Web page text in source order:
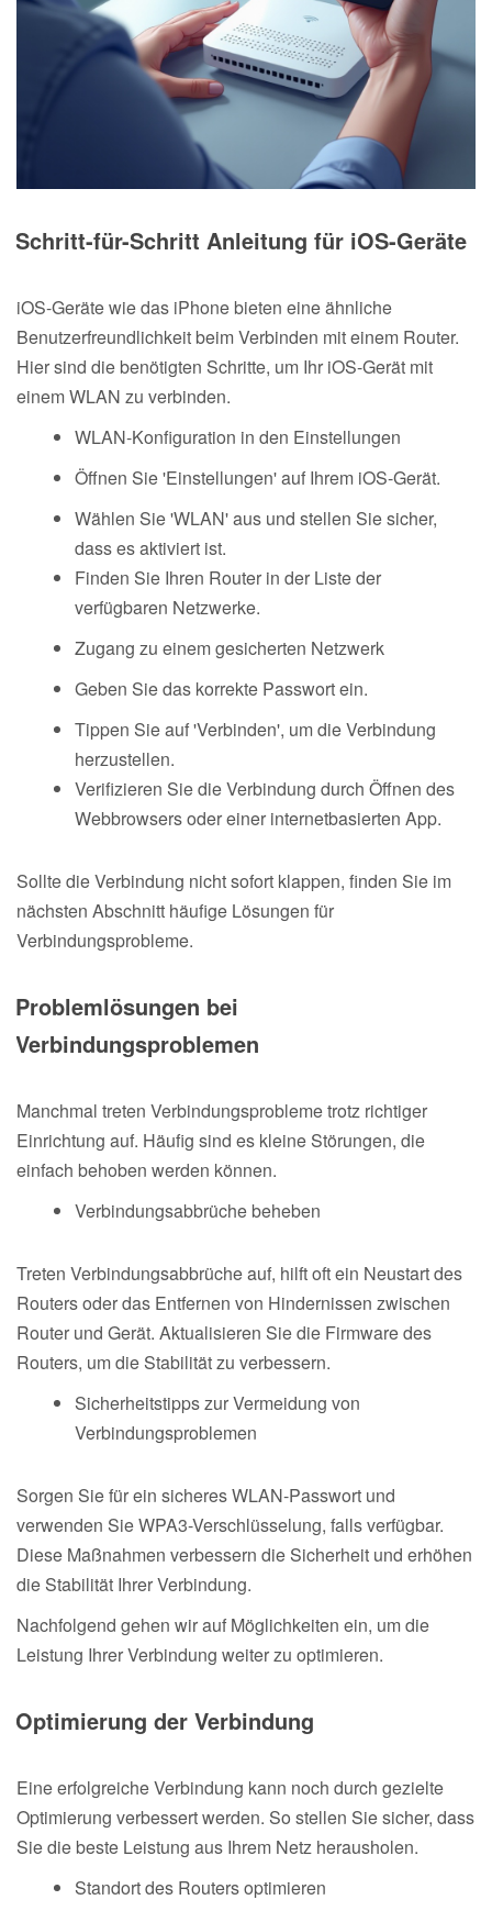
Schritt-für-Schritt Anleitung für iOS-Geräte
iOS-Geräte wie das iPhone bieten eine ähnliche
Benutzerfreundlichkeit beim Verbinden mit einem Router.
Hier sind die benötigten Schritte, um Ihr iOS-Gerät mit
einem WLAN zu verbinden.
WLAN-Konfiguration in den Einstellungen
Öffnen Sie 'Einstellungen' auf Ihrem iOS-Gerät.
Wählen Sie 'WLAN' aus und stellen Sie sicher,
dass es aktiviert ist.
Finden Sie Ihren Router in der Liste der
verfügbaren Netzwerke.
Zugang zu einem gesicherten Netzwerk
Geben Sie das korrekte Passwort ein.
Tippen Sie auf 'Verbinden', um die Verbindung
herzustellen.
Verifizieren Sie die Verbindung durch Öffnen des
Webbrowsers oder einer internetbasierten App.
Sollte die Verbindung nicht sofort klappen, finden Sie im
nächsten Abschnitt häufige Lösungen für
Verbindungsprobleme.
Problemlösungen bei
Verbindungsproblemen
Manchmal treten Verbindungsprobleme trotz richtiger
Einrichtung auf. Häufig sind es kleine Störungen, die
einfach behoben werden können.
Verbindungsabbrüche beheben
Treten Verbindungsabbrüche auf, hilft oft ein Neustart des
Routers oder das Entfernen von Hindernissen zwischen
Router und Gerät. Aktualisieren Sie die Firmware des
Routers, um die Stabilität zu verbessern.
Sicherheitstipps zur Vermeidung von
Verbindungsproblemen
Sorgen Sie für ein sicheres WLAN-Passwort und
verwenden Sie WPA3-Verschlüsselung, falls verfügbar.
Diese Maßnahmen verbessern die Sicherheit und erhöhen
die Stabilität Ihrer Verbindung.
Nachfolgend gehen wir auf Möglichkeiten ein, um die
Leistung Ihrer Verbindung weiter zu optimieren.
Optimierung der Verbindung
Eine erfolgreiche Verbindung kann noch durch gezielte
Optimierung verbessert werden. So stellen Sie sicher, dass
Sie die beste Leistung aus Ihrem Netz herausholen.
Standort des Routers optimieren